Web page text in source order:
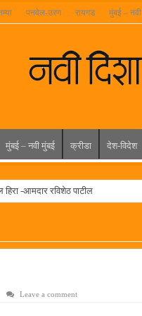
पनवेल-उरण रायगड मुंबई –
मुंबई – नवी मुंबई क्रीडा देश-विदेश
-आमदार रविशेठ पाटील
मुख्य प्रशासकीय कार्यालयासह भव्य मूट
Leave a comment